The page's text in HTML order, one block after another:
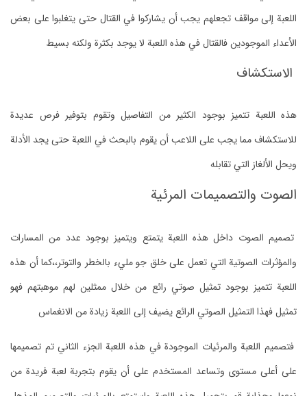
اللعبة إلى مواقف تجعلهم يجب أن يشاركوا في القتال حتى يتغلبوا على بعض
الأعداء الموجودين فالقتال في هذه اللعبة لا يوجد بكثرة ولكنه بسيط
الاستكشاف
هذه اللعبة تتميز بوجود الكثير من التفاصيل وتقوم بتوفير فرص عديدة
للاستكشاف مما يجب على اللاعب أن يقوم بالبحث في اللعبة حتى يجد الأدلة
ويحل الألغاز التي تقابله
الصوت والتصميمات المرئية
تصميم الصوت داخل هذه اللعبة يتمتع ويتميز بوجود عدد من المسارات
والمؤثرات الصوتية التي تعمل على خلق جو مليء بالخطر والتوتر،،كما أن هذه
اللعبة تتميز بوجود تمثيل صوتي رائع من خلال ممثلين لهم موهبتهم فهو
تمثيل فهذا التمثيل الصوتي الرائع يضيف إلى اللعبة زيادة من الانغماس
فتصميم اللعبة والمرئيات الموجودة في هذه اللعبة الجزء الثاني تم تصميمها
على أعلى مستوى وتساعد المستخدم على أن يقوم بتجربة لعبة فريدة من